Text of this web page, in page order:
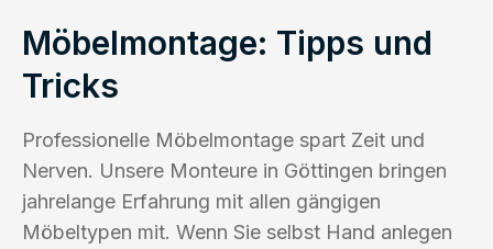
Möbelmontage: Tipps und
Tricks
Professionelle Möbelmontage spart Zeit und
Nerven. Unsere Monteure in Göttingen bringen
jahrelange Erfahrung mit allen gängigen
Möbeltypen mit. Wenn Sie selbst Hand anlegen